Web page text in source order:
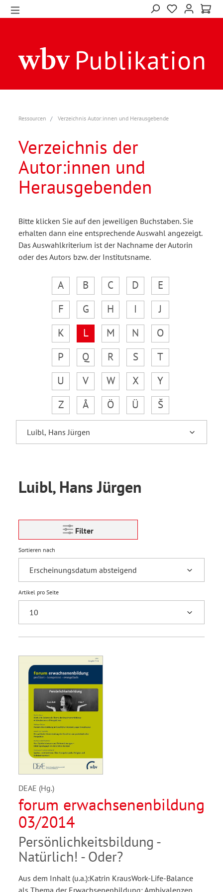
Ressourcen Verzeichnis Autor:innen und Herausgebende
Verzeichnis der
Autor:innen und
Herausgebenden
Bitte klicken Sie auf den jeweiligen Buchstaben. Sie
erhalten dann eine entsprechende Auswahl angezeigt.
Das Auswahlkriterium ist der Nachname der Autorin
oder des Autors bzw. der Institutsname.
A B C D
E
F
G H I
J
K
L M N
O
P
Q R S
T
U
V W X
Y
Z
Å Ö Ü Š
Luibl, Hans Jürgen
Filter
Sortieren nach
Artikel pro Seite
DEAE (Hg.)
forum erwachsenenbildung
03/2014
Persönlichkeitsbildung -
Natürlich! - Oder?
Aus dem Inhalt (u.a.):Katrin KrausWork-Life-Balance